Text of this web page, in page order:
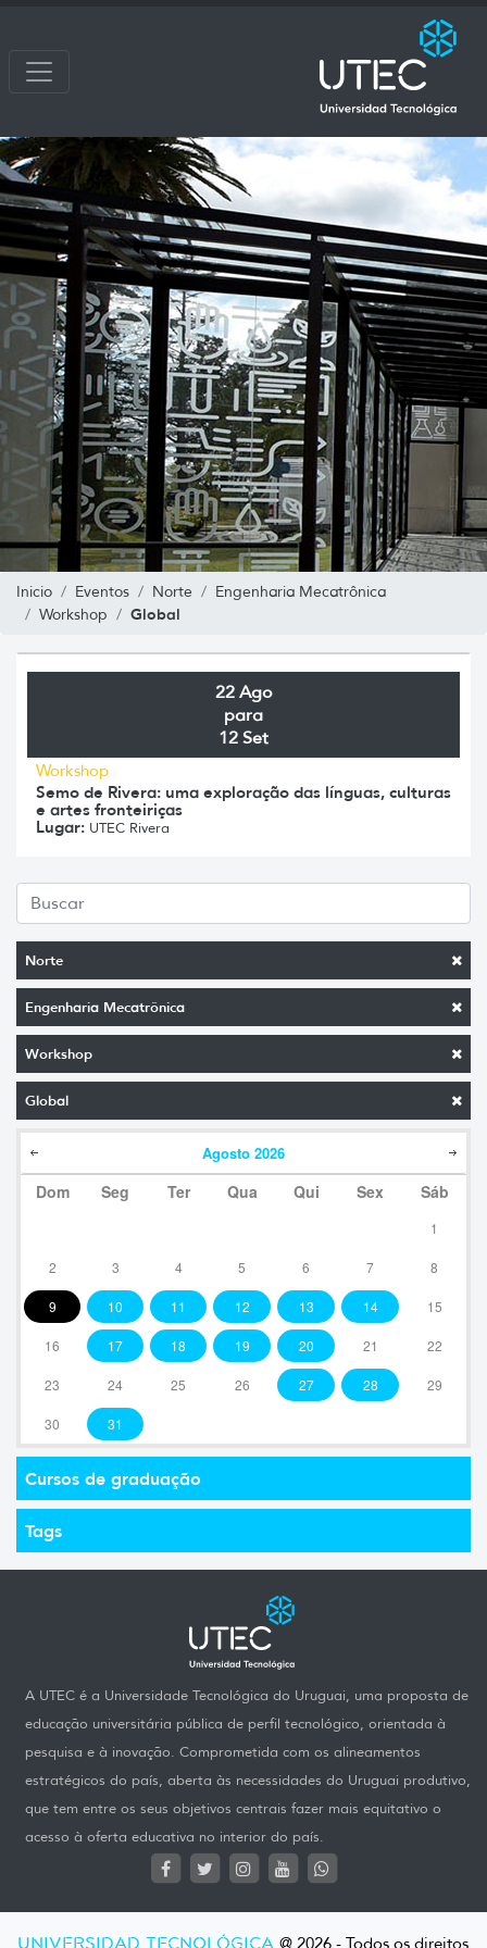
Inicio Eventos Norte
Engenharia Mecatrônica
Workshop
Global
Norte
Engenharia Mecatrônica
Workshop
Global
Agosto 2026
Dom Seg Ter Qua Qui Sex Sáb
1
2 3 4 5 6 7 8
9 10 11 12 13 14 15
16 17 18 19 20 21 22
23 24 25 26 27 28 29
30 31
Cursos de graduação
Tags
22 Ago
para
12 Set
Workshop
Semo de Rivera: uma exploração das línguas, culturas
e artes fronteiriças
Lugar: UTEC Rivera
A UTEC é a Universidade Tecnológica do Uruguai, uma proposta de
educação universitária pública de perfil tecnológico, orientada à
pesquisa e à inovação. Comprometida com os alineamentos
estratégicos do país, aberta às necessidades do Uruguai produtivo,
que tem entre os seus objetivos centrais fazer mais equitativo o
acesso à oferta educativa no interior do país.
@ 2026 - Todos os direitos